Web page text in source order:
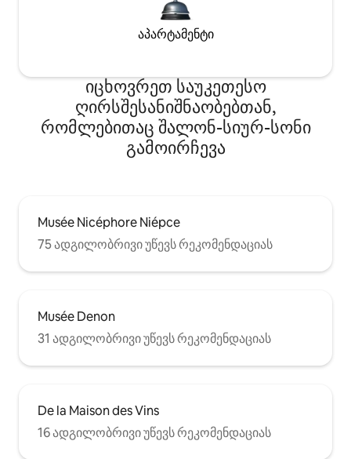
აპარტამენტი
იცხოვრეთ საუკეთესო
ღირსშესანიშნაობებთან,
რომლებითაც შალონ-სიურ-სონი
გამოირჩევა
Musée Nicéphore Niépce
75 ადგილობრივი უწევს რეკომენდაციას
Musée Denon
31 ადგილობრივი უწევს რეკომენდაციას
De la Maison des Vins
16 ადგილობრივი უწევს რეკომენდაციას